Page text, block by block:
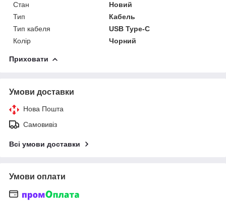
Стан
Новий
Тип
Кабель
Тип кабеля
USB Type-C
Колір
Чорний
Приховати
Умови доставки
Нова Пошта
Самовивіз
Всі умови доставки
Умови оплати